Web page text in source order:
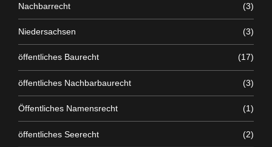
Nachbarrecht (3)
Niedersachsen (3)
öffentliches Baurecht (17)
öffentliches Nachbarbaurecht (3)
Öffentliches Namensrecht (1)
öffentliches Seerecht (2)